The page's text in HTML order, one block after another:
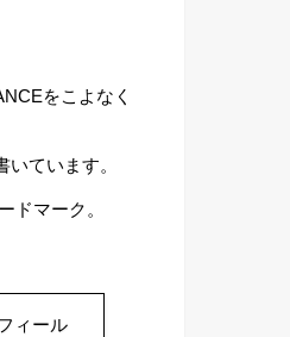
をこよなく
いています。
ドマーク。
ィール